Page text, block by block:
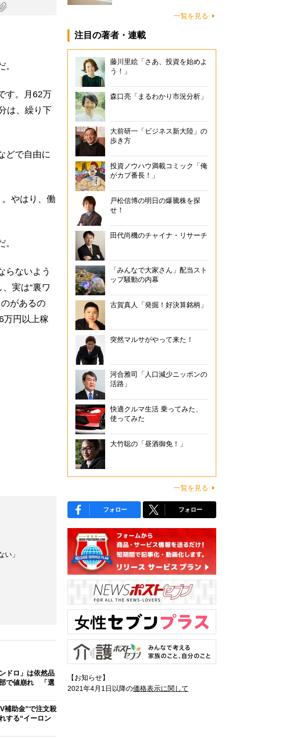
す。月62万
は、繰り下
どで自由に
やはり、働
らないよう
実は“裏ワ
があるの
万円以上稼
」
ドロ」は依然品
部で値崩れ 「選
補助金”で注文殺
する“イーロン
一覧を見る
注目の著者・連載
藤川里絵「さあ、投資を始めよ
う！」
森口亮「まるわかり市況分析」
大前研一「ビジネス新大陸」の
歩き方
投資ノウハウ満載コミック「俺
がカブ番長！」
戸松信博の明日の爆騰株を探
せ！
田代尚機のチャイナ・リサーチ
「みんなで大家さん」配当スト
ップ騒動の内幕
古賀真人「発掘！好決算銘柄」
突然マルサがやって来た！
河合雅司「人口減少ニッポンの
活路」
快適クルマ生活 乗ってみた、
使ってみた
大竹聡の「昼酒御免！」
一覧を見る
フォロー フォロー
【お知らせ】
2021年4月1日以降の価格表示に関して